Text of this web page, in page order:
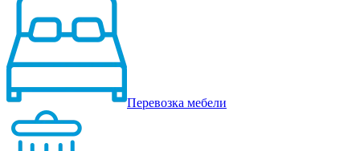
Перевозка мебели